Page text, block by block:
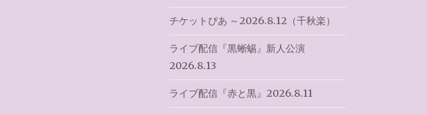
チケットぴあ ～2026.8.12（千秋楽）
ライブ配信『黒蜥蜴』新人公演
2026.8.13
ライブ配信『赤と黒』2026.8.11